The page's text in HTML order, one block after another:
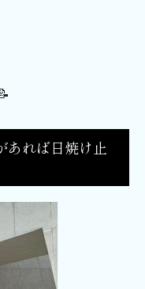
あれば日焼け止